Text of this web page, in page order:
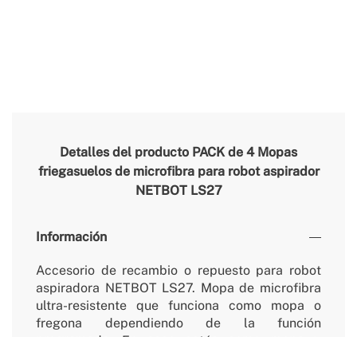
Detalles del producto PACK de 4 Mopas
friegasuelos de microfibra para robot aspirador
NETBOT LS27
Información
Accesorio de recambio o repuesto para robot
aspiradora NETBOT LS27. Mopa de microfibra
ultra-resistente que funciona como mopa o
fregona dependiendo de la función